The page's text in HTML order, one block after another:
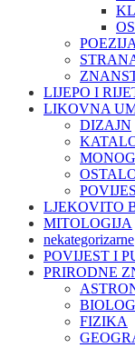
POEZIJA
LIJEPO I
LIKOVNA
DIZAJN
LJEKOVITO
MITOLOGIJA
nekategorizarne
POVIJEST I
PRIRODNE
FIZIKA